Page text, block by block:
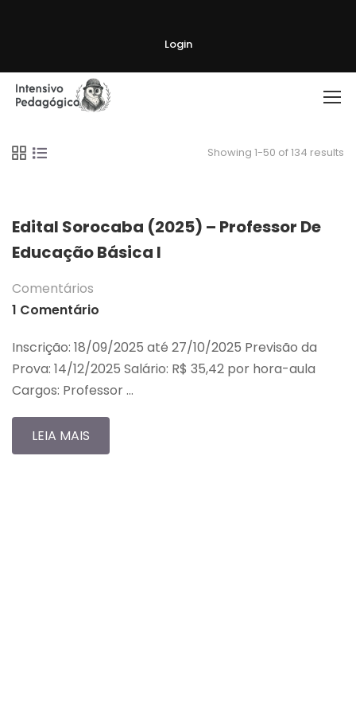
Login
Showing 1-50 of 134 results
Edital Sorocaba (2025) – Professor De
Educação Básica I
Comentários
1 Comentário
Inscrição: 18/09/2025 até 27/10/2025 Previsão da
Prova: 14/12/2025 Salário: R$ 35,42 por hora-aula
Cargos: Professor …
LEIA MAIS